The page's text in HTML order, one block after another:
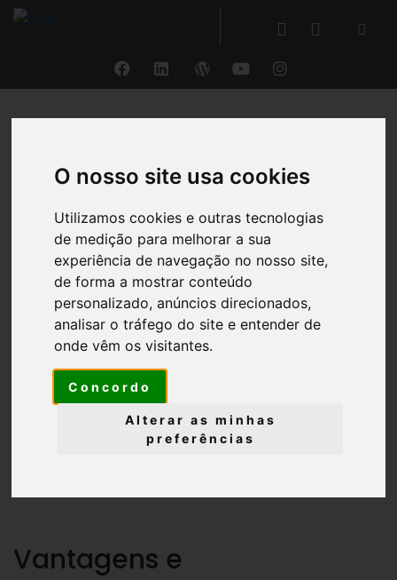
O nosso site usa cookies
Utilizamos cookies e outras tecnologias
de medição para melhorar a sua
experiência de navegação no nosso site,
de forma a mostrar conteúdo
personalizado, anúncios direcionados,
analisar o tráfego do site e entender de
onde vêm os visitantes.
Concordo
Alterar as minhas
preferências
Com o DEFIR® Standard,a partir da simples
importação de um balancete ou SAFT e com a
indicação de um número reduzido de informações
adicionais, através do modo Dashboard, poderá
exportar um relatório com mais de 40
.
Poderá fazer análisesmensais, bimestrais
Vantagens e